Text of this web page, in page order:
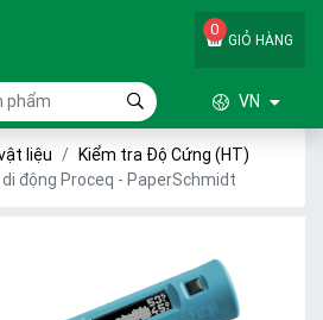
GIỎ HÀNG
0
VN
liệu
Kiểm tra Độ Cứng (HT)
động Proceq - PaperSchmidt